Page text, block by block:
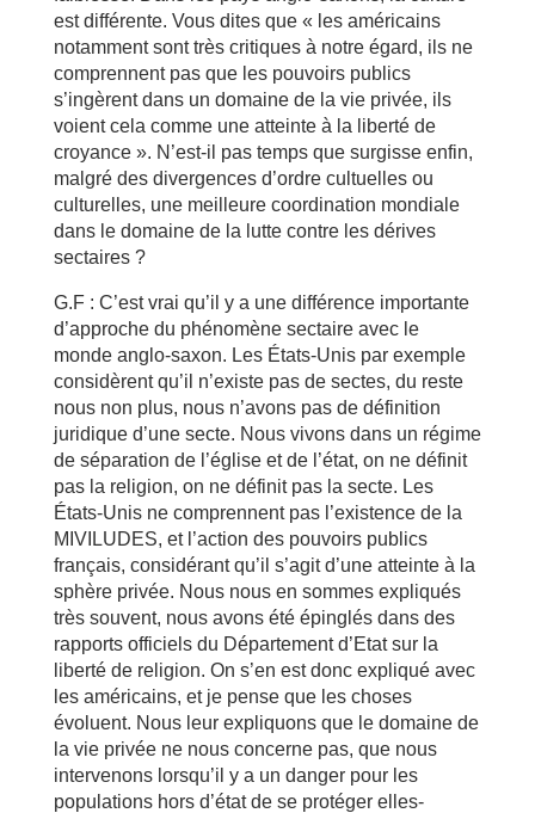
est différente. Vous dites que « les américains
notamment sont très critiques à notre égard, ils ne
comprennent pas que les pouvoirs publics
s’ingèrent dans un domaine de la vie privée, ils
voient cela comme une atteinte à la liberté de
croyance ». N’est-il pas temps que surgisse enfin,
malgré des divergences d’ordre cultuelles ou
culturelles, une meilleure coordination mondiale
dans le domaine de la lutte contre les dérives
sectaires ?
G.F : C’est vrai qu’il y a une différence importante
d’approche du phénomène sectaire avec le
monde anglo-saxon. Les États-Unis par exemple
considèrent qu’il n’existe pas de sectes, du reste
nous non plus, nous n’avons pas de définition
juridique d’une secte. Nous vivons dans un régime
de séparation de l’église et de l’état, on ne définit
pas la religion, on ne définit pas la secte. Les
États-Unis ne comprennent pas l’existence de la
MIVILUDES, et l’action des pouvoirs publics
français, considérant qu’il s’agit d’une atteinte à la
sphère privée. Nous nous en sommes expliqués
très souvent, nous avons été épinglés dans des
rapports officiels du Département d’Etat sur la
liberté de religion. On s’en est donc expliqué avec
les américains, et je pense que les choses
évoluent. Nous leur expliquons que le domaine de
la vie privée ne nous concerne pas, que nous
intervenons lorsqu’il y a un danger pour les
populations hors d’état de se protéger elles-